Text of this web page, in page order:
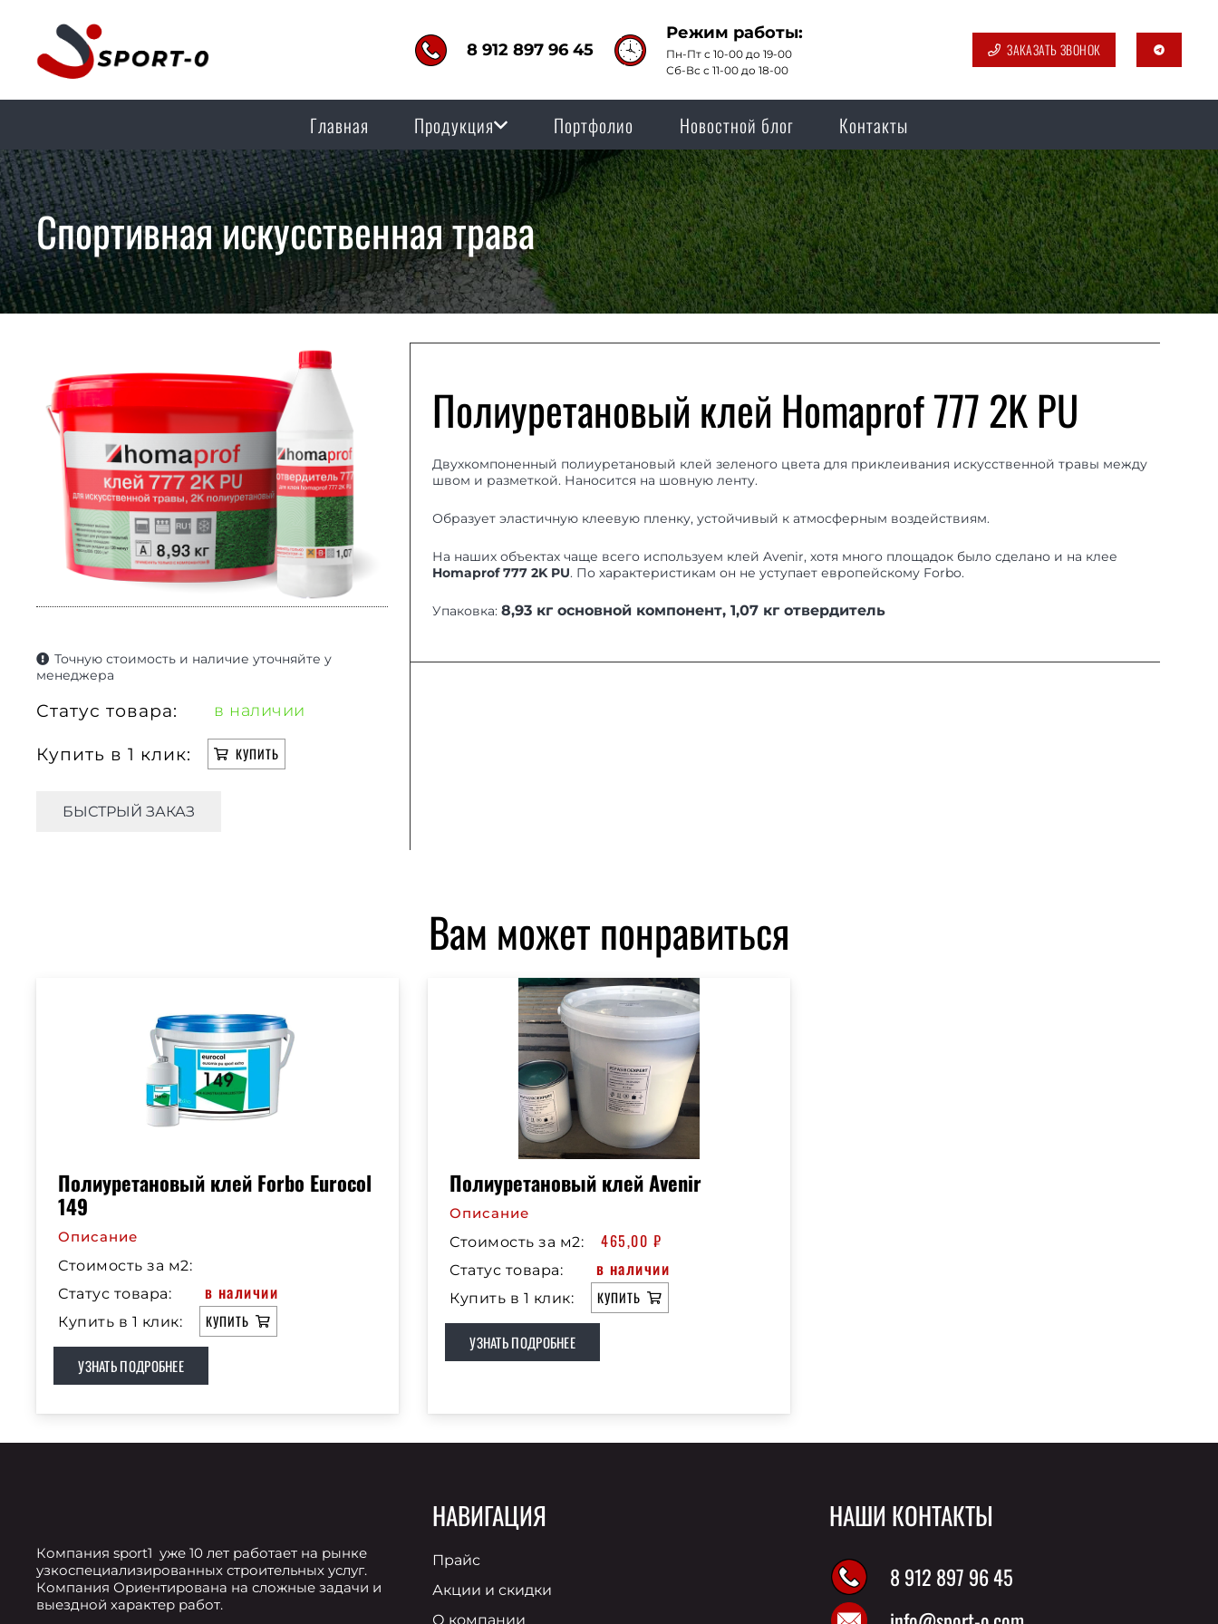
8 912 897 96 45
Режим работы:
Пн-Пт с 10-00 до 19-00
Сб-Вс с 11-00 до 18-00
ЗАКАЗАТЬ ЗВОНОК telegram
Главная Продукция Портфолио Новостной блог Контакты
Спортивная искусственная трава
Точную стоимость и наличие уточняйте у
менеджера
Статус товара: в наличии
Купить в 1 клик: КУПИТЬ
БЫСТРЫЙ ЗАКАЗ
Полиуретановый клей Homaprof 777 2K PU
Двухкомпоненный полиуретановый клей зеленого цвета для приклеивания искусственной травы между
швом и разметкой. Наносится на шовную ленту.
Образует эластичную клеевую пленку, устойчивый к атмосферным воздействиям.
На наших объектах чаще всего используем клей Avenir, хотя много площадок было сделано и на клее
Homaprof 777 2K PU. По характеристикам он не уступает европейскому Forbo.
Упаковка:8,93 кг основной компонент, 1,07 кг отвердитель
Вам может понравиться
Полиуретановый клей Forbo Eurocol
149
Описание
Стоимость за м2:
Статус товара:
в наличии
Купить в 1 клик: КУПИТЬ
УЗНАТЬ ПОДРОБНЕЕ
Полиуретановый клей Avenir
Описание
Стоимость за м2:
465,00 ₽
Статус товара: в наличии
Купить в 1 клик: КУПИТЬ
УЗНАТЬ ПОДРОБНЕЕ
Компания sport1 уже 10 лет работает на рынке
узкоспециализированных строительных услуг.
Компания Ориентирована на сложные задачи и
выездной характер работ.
НАВИГАЦИЯ
Прайс
Акции и скидки
О компании
НАШИ КОНТАКТЫ
8 912 897 96 45